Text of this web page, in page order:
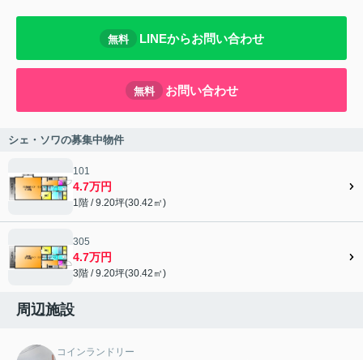
無料 LINEからお問い合わせ
無料 お問い合わせ
シェ・ソワの募集中物件
101
4.7万円
1階 / 9.20坪(30.42㎡)
305
4.7万円
3階 / 9.20坪(30.42㎡)
周辺施設
コインランドリー